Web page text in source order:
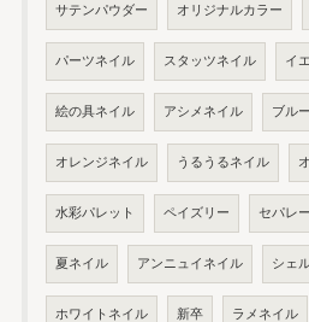
サテンパウダー オリジナルカラー
パーツネイル スタッツネイル イ
絵の具ネイル アシメネイル ブル
オレンジネイル うるうるネイル
水彩パレット ペイズリー セパレ
夏ネイル アンニュイネイル シェ
ホワイトネイル 新卒 ラメネイル